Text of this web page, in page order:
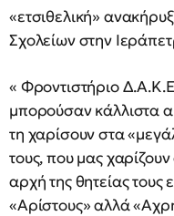
«ετσιθελική»
Σχολείων στην
« Φροντιστήριο
μπορούσαν κάλλιστα
τη χαρίσουν στα
τους, που μας
αρχή της θητείας τους
«Αρίστους» αλλά